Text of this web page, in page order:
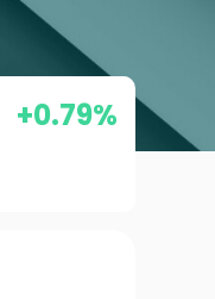
+0.79%